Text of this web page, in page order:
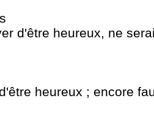
d'être heureux, ne
heureux ; encore